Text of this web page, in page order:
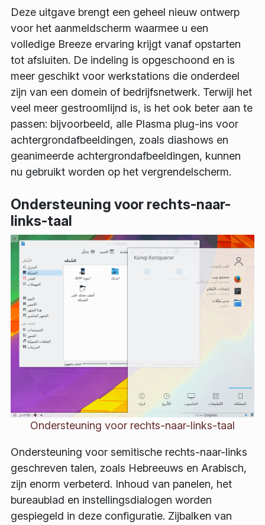
Deze uitgave brengt een geheel nieuw ontwerp
voor het aanmeldscherm waarmee u een
volledige Breeze ervaring krijgt vanaf opstarten
tot afsluiten. De indeling is opgeschoond en is
meer geschikt voor werkstations die onderdeel
zijn van een domein of bedrijfsnetwerk. Terwijl het
veel meer gestroomlijnd is, is het ook beter aan te
passen: bijvoorbeeld, alle Plasma plug-ins voor
achtergrondafbeeldingen, zoals diashows en
geanimeerde achtergrondafbeeldingen, kunnen
nu gebruikt worden op het vergrendelscherm.
Ondersteuning voor rechts-naar-
links-taal
Ondersteuning voor rechts-naar-links-taal
Ondersteuning voor semitische rechts-naar-links
geschreven talen, zoals Hebreeuws en Arabisch,
zijn enorm verbeterd. Inhoud van panelen, het
bureaublad en instellingsdialogen worden
gespiegeld in deze configuratie. Zijbalken van